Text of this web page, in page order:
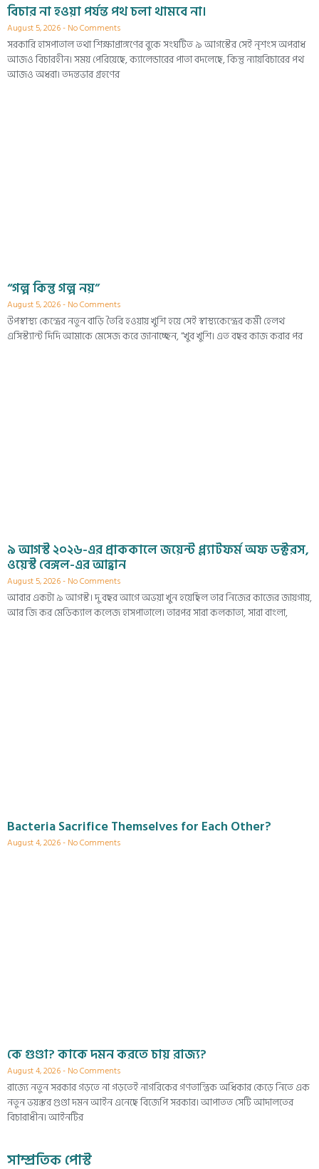
বিচার না হওয়া পর্যন্ত পথ চলা থামবে না।
August 5, 2026 No Comments
সরকারি হাসপাতাল তথা শিক্ষাপ্রাঙ্গণের বুকে সংঘটিত ৯ আগস্টের সেই নৃশংস অপরাধ
আজও বিচারহীন। সময় পেরিয়েছে, ক্যালেন্ডারের পাতা বদলেছে, কিন্তু ন্যায়বিচারের পথ
আজও অধরা। তদন্তভার গ্রহণের
“গল্প কিন্তু গল্প নয়”
August 5, 2026 No Comments
উপস্বাস্থ্য কেন্দ্রের নতুন বাড়ি তৈরি হওয়ায় খুশি হয়ে সেই স্বাস্থ্যকেন্দ্রের কর্মী হেলথ
এসিস্ট্যান্ট দিদি আমাকে মেসেজ করে জানাচ্ছেন, “খুব খুশি। এত বছর কাজ করার পর
৯ আগস্ট ২০২৬-এর প্রাককালে জয়েন্ট প্ল্যাটফর্ম অফ ডক্টরস,
ওয়েস্ট বেঙ্গল-এর আহ্বান
August 5, 2026 No Comments
আবার একটা ৯ আগস্ট। দু বছর আগে অভয়া খুন হয়েছিল তার নিজের কাজের জায়গায়,
আর জি কর মেডিক্যাল কলেজ হাসপাতালে। তারপর সারা কলকাতা, সারা বাংলা,
Bacteria Sacrifice Themselves for Each Other?
August 4, 2026 No Comments
কে গুণ্ডা? কাকে দমন করতে চায় রাজ্য?
August 4, 2026 No Comments
রাজ্যে নতুন সরকার গড়তে না গড়তেই নাগরিকের গণতান্ত্রিক অধিকার কেড়ে নিতে এক
নতুন ভয়ঙ্কর গুণ্ডা দমন আইন এনেছে বিজেপি সরকার। আপাতত সেটি আদালতের
বিচারাধীন। আইনটির
সাম্প্রতিক পোস্ট